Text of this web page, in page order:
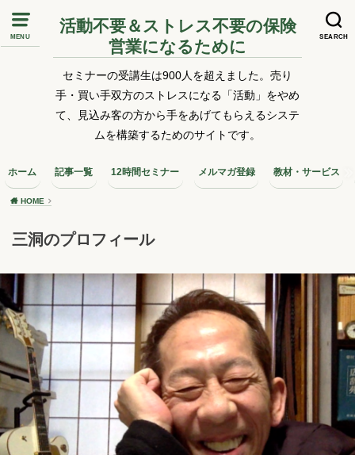
MENU SEARCH
活動不要＆ストレス不要の保険
営業になるために
セミナーの受講生は900人を超えました。売り
手・買い手双方のストレスになる「活動」をやめ
て、見込み客の方から手をあげてもらえるシステ
ムを構築するためのサイトです。
ホーム 記事一覧 12時間セミナー メルマガ登録 教材・サービス
HOME
三洞のプロフィール